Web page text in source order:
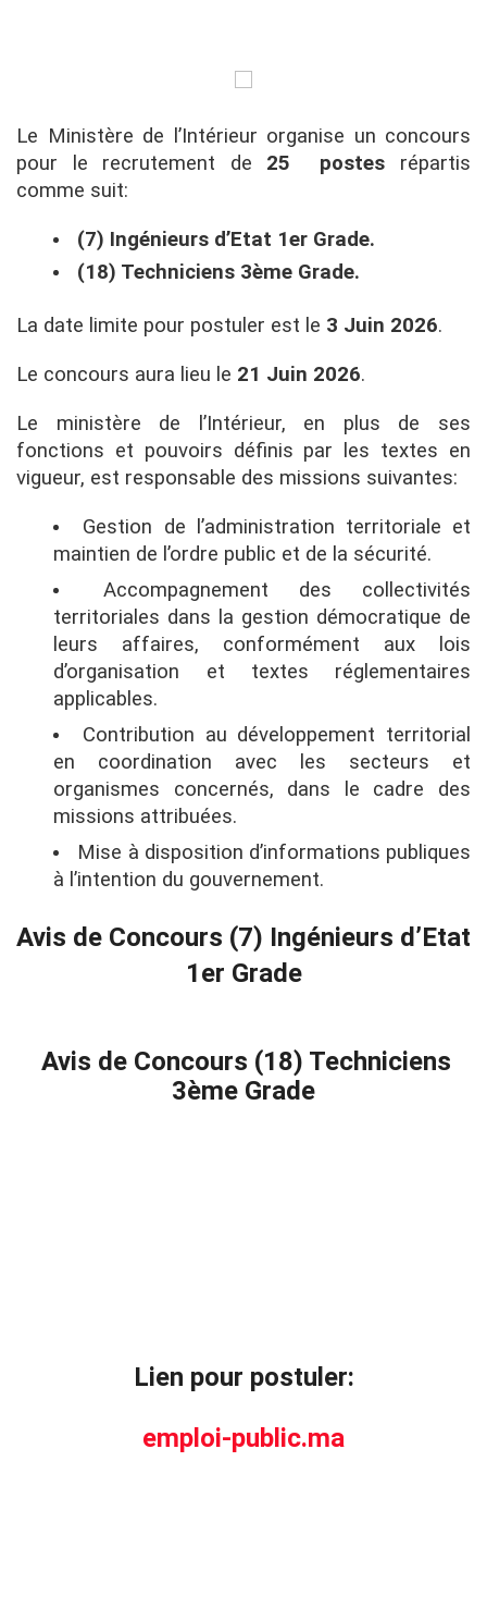
Le Ministère de l’Intérieur organise un concours
pour le recrutement de 25 postes répartis
comme suit:
(7) Ingénieurs d’Etat 1er Grade.
(18) Techniciens 3ème Grade.
La date limite pour postuler est le 3 Juin 2026.
Le concours aura lieu le 21 Juin 2026.
Le ministère de l’Intérieur, en plus de ses
fonctions et pouvoirs définis par les textes en
vigueur, est responsable des missions suivantes:
Gestion de l’administration territoriale et
maintien de l’ordre public et de la sécurité.
Accompagnement des collectivités
territoriales dans la gestion démocratique de
leurs affaires, conformément aux lois
d’organisation et textes réglementaires
applicables.
Contribution au développement territorial
en coordination avec les secteurs et
organismes concernés, dans le cadre des
missions attribuées.
Mise à disposition d’informations publiques
à l’intention du gouvernement.
Avis de Concours (7) Ingénieurs d’Etat
1er Grade
Avis de Concours (18) Techniciens
3ème Grade
Lien pour postuler:
emploi-public.ma